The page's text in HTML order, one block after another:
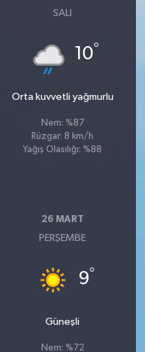
SALI
10°
Orta kuvvetli yağmurlu
Nem: %87
Rüzgar: 8 km/h
Yağış Olasılığı: %88
26 MART
PERŞEMBE
9°
Güneşli
Nem: %72